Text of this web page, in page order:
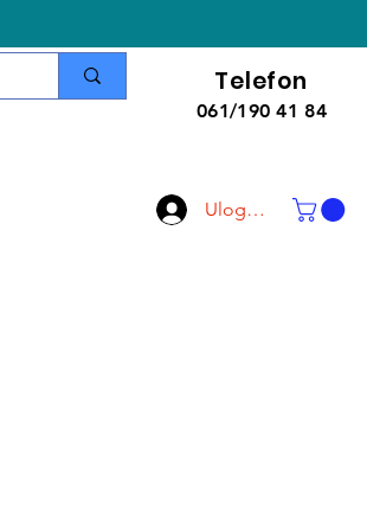
Telefon
061/190 41 84
Uloguj se